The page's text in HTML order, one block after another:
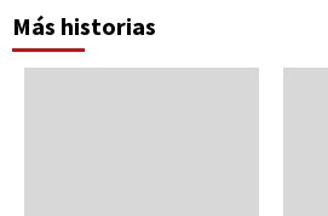
Más historias